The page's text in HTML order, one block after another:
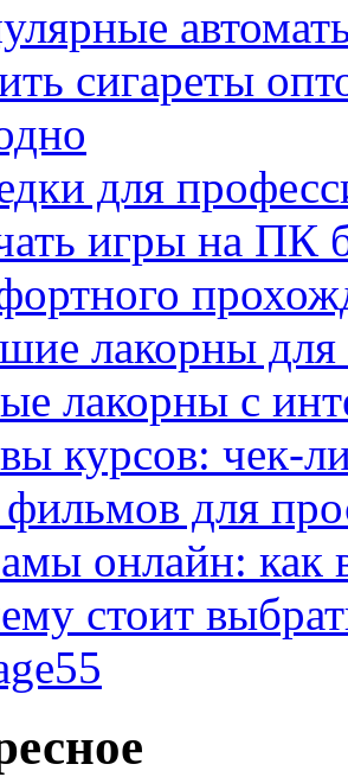
сигареты
для
игры на ПК
лакорны для
лакорны с
курсов: чек-
для
онлайн: как
стоит